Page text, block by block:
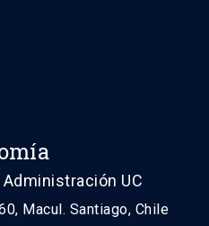
UC
Macul. Santiago, Chile